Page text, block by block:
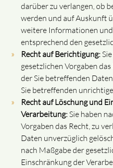
darüber zu verlangen, ob
werden und auf Auskunft
weitere Informationen
entsprechend den
Recht auf Berichtigung:
gesetzlichen Vorgaben
der Sie betreffenden
Sie betreffenden
Recht auf Löschung und
Verarbeitung:Sie haben
Vorgaben das Recht, zu
Daten unverzüglich
nach Maßgabe der
Einschränkung der